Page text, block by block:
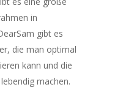
in
gibt es
die man optimal
kann und die
machen.
3 4 5
10
11 12
17
18 19